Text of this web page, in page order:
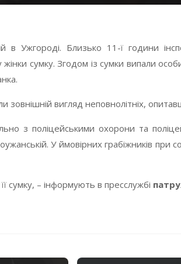
в Ужгороді. Близько 11-ї години
сумку. Згодом із сумки випали
зовнішній вигляд неповнолітніх,
з поліцейськими охорони та
У ймовірних грабіжників при
сумку, – інформують в пресслужбі